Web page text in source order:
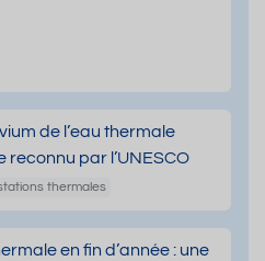
de l’eau thermale
reconnu par l’UNESCO
thermales
en fin d’année : une